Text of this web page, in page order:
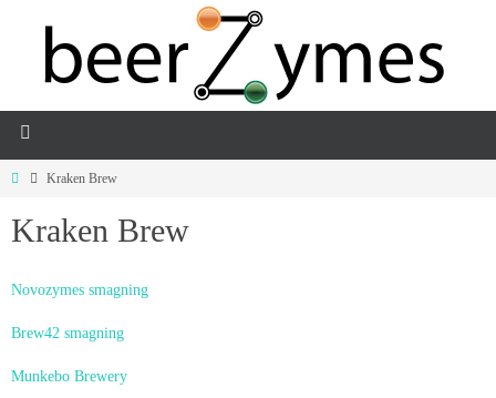
Kraken Brew
Kraken Brew
Novozymes smagning
Brew42 smagning
Munkebo Brewery